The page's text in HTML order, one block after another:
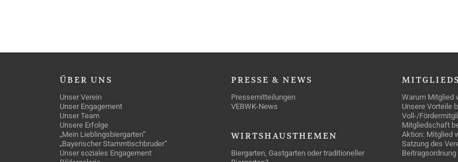
ÜBER UNS
Unser Verein
Unser Engagement
Unser Team
Unsere Erfolge
„Mein Lieblingsbiergarten“
„Bayerischer Stammtischbruder“
Unser soziales Engagement
PRESSE & NEWS
Pressemitteilungen
VEBWK-News
WIRTSHAUSTHEMEN
Biergarten, Gastgarten oder traditioneller
Warum Mitglied
Unsere Vorteile
Voll-/
Mitgliedschaft
Aktion: Mitglied
Satzung des
Beitragsordnung